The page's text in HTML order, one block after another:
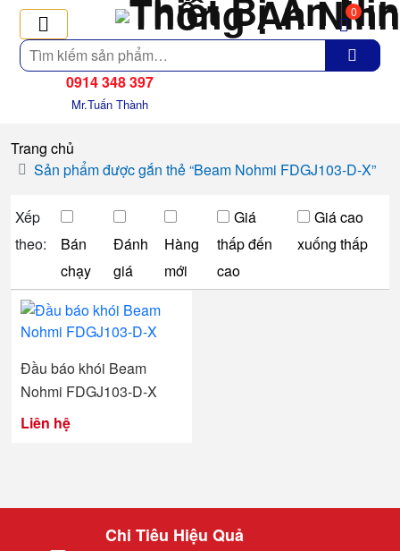
Tìm
kiếm
0
0914 348 397
Mr.Tuấn Thành
Trang chủ
Sản phẩm được gắn thẻ “Beam Nohmi FDGJ103-D-X”
Xếp
theo:
Bán
chạy
Đánh
giá
Hàng
mới
Giá
thấp đến
cao
Giá cao
xuống thấp
Đầu báo khói Beam
Nohmi FDGJ103-D-X
Liên hệ
Chi Tiêu Hiệu Quả